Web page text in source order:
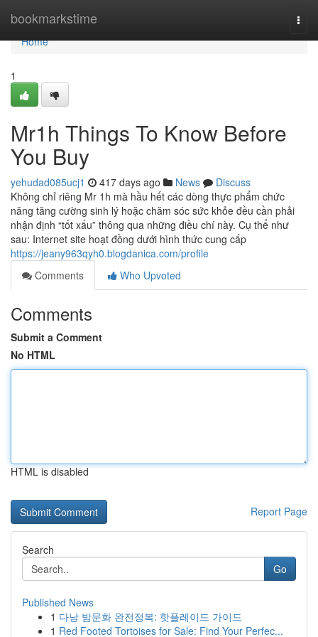
bookmarkstime
Home
Home
1
Mr1h Things To Know Before
You Buy
yehudad085ucj1 417 days ago News
Discuss
Không chỉ riêng Mr 1h mà hầu hết các dòng thực phẩm chức
năng tăng cường sinh lý hoặc chăm sóc sức khỏe đều cần phải
nhận định “tốt xấu” thông qua những điều chí này. Cụ thể như
sau: Internet site hoạt đồng dưới hình thức cung cấp
https://jeany963qyh0.blogdanica.com/profile
Comments
Who Upvoted
Comments
Submit a Comment
No HTML
HTML is disabled
Report Page
Search
Go
Published News
1 다낭 밤문화 완전정복: 핫플레이드 가이드
1 Red Footed Tortoises for Sale: Find Your Perfec...